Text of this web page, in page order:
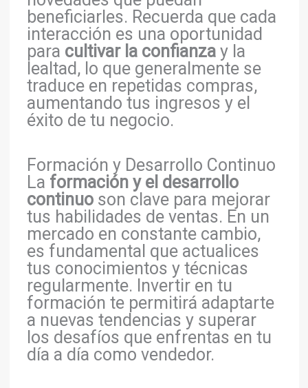
beneficiarles. Recuerda que cada
interacción es una oportunidad
para cultivar la confianzay la
lealtad, lo que generalmente se
traduce en repetidas compras,
aumentando tus ingresos y el
éxito de tu negocio.
Formación y Desarrollo Continuo
La formación y el desarrollo
continuoson clave para mejorar
tus habilidades de ventas. En un
mercado en constante cambio,
es fundamental que actualices
tus conocimientos y técnicas
regularmente. Invertir en tu
formación te permitirá adaptarte
a nuevas tendencias y superar
los desafíos que enfrentas en tu
día a día como vendedor.